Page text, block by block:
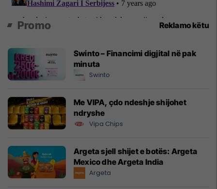
Promo Reklamo këtu
Swinto – Financimi digjital në pak
minuta
Swinto
Me VIPA, çdo ndeshje shijohet
ndryshe
Vipa Chips
Argeta sjell shijet e botës: Argeta
Mexico dhe Argeta India
Argeta